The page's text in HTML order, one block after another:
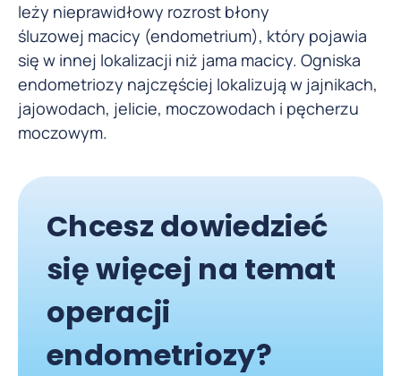
leży nieprawidłowy rozrost błony
śluzowej macicy (endometrium), który pojawia
się w innej lokalizacji niż jama macicy. Ogniska
endometriozy najczęściej lokalizują w jajnikach,
jajowodach, jelicie, moczowodach i pęcherzu
moczowym.
Chcesz dowiedzieć
się więcej na temat
operacji
endometriozy?